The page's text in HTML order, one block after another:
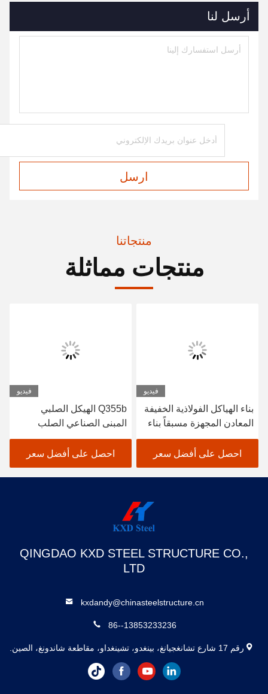
أرسل لنا
ارسل
منتجاتنا
منتجات مماثلة
فيديو
بناء الهياكل الفولاذية الخفيفة
المعادن المجهزة مسبقاً بناء
المستودعات الصناعية
احصل على أفضل سعر
فيديو
Q355b الهيكل الصلبي
المبنى الصناعي الصلب
المصنوع
احصل على أفضل سعر
QINGDAO KXD STEEL STRUCTURE CO.,
LTD
kxdandy@chinasteelstructure.cn
86--13853233236
رقم 17 شارع تشانغجيانغ، بينغدو، تشينغداو، مقاطعة شاندونغ، الصين.